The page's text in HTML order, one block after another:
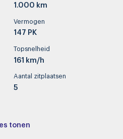
1.000 km
Vermogen
147 PK
Topsnelheid
161 km/h
Aantal zitplaatsen
5
Bekleding
tonen